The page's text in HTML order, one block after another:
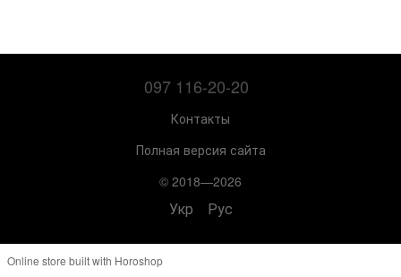
097 116-20-20
Контакты
Полная версия сайта
© 2018—2026
Укр Рус
Online store built with Horoshop